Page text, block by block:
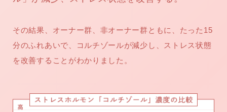
その結果、オーナー群、非オーナー群ともに、たった15
分のふれあいで、コルチゾールが減少し、ストレス状態
を改善することがわかりました。